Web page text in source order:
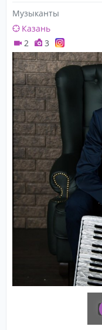
Музыканты
Казань
2
3